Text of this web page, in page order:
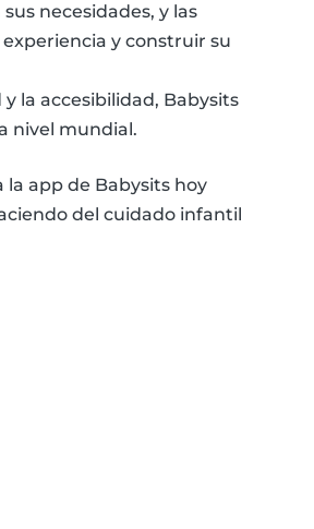
necesidades, y las
y construir su
la accesibilidad, Babysits
nivel mundial.
app de Babysits hoy
del cuidado infantil